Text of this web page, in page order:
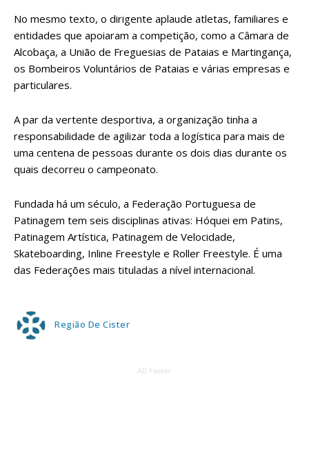
No mesmo texto, o dirigente aplaude atletas, familiares e
entidades que apoiaram a competição, como a Câmara de
Alcobaça, a União de Freguesias de Pataias e Martingança,
os Bombeiros Voluntários de Pataias e várias empresas e
particulares.
A par da vertente desportiva, a organização tinha a
responsabilidade de agilizar toda a logística para mais de
uma centena de pessoas durante os dois dias durante os
quais decorreu o campeonato.
Fundada há um século, a Federação Portuguesa de
Patinagem tem seis disciplinas ativas: Hóquei em Patins,
Patinagem Artística, Patinagem de Velocidade,
Skateboarding, Inline Freestyle e Roller Freestyle. É uma
das Federações mais tituladas a nível internacional.
Região De Cister
AD Footer